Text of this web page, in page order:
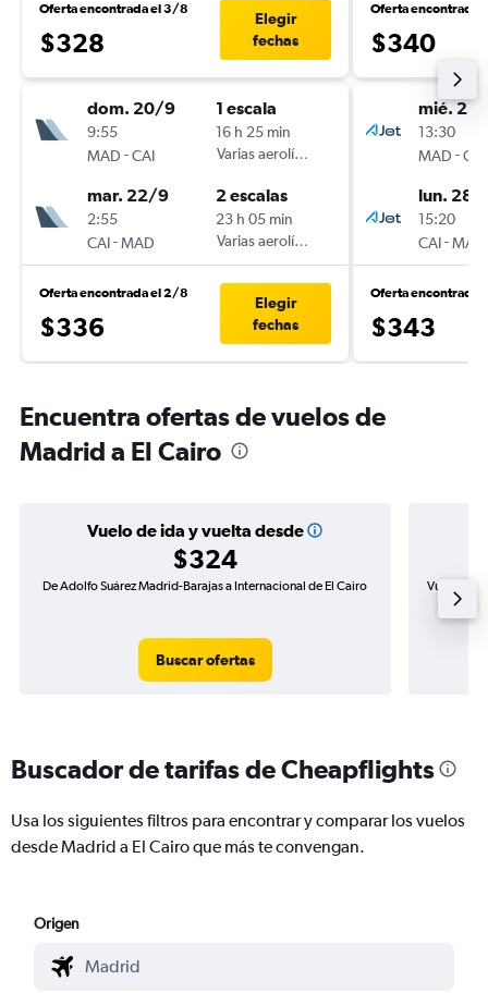
Oferta encontrada el 3/8
$328
Elegir
fechas
dom. 20/9
9:55
MAD -CAI
1 escala
16 h 25 min
Varias aerolíneas
mar. 22/9
2:55
CAI-MAD
2 escalas
23 h 05 min
Varias aerolíneas
Oferta encontrada el 2/8
$336
Elegir
fechas
Oferta encontrada
$340
mié.
13:30
MAD -CAI
lun. 28/
15:20
CAI-MAD
Oferta encontrada
$343
Encuentra ofertas de vuelos de
Madrid a El Cairo
Vuelo de ida y vuelta desde
$324
De Adolfo Suárez Madrid-Barajas a Internacional de El Cairo
Buscar ofertas
Vuelo de
Buscador de tarifas de Cheapflights
Usa los siguientes filtros para encontrar y comparar los vuelos
desde Madrid a El Cairo que más te convengan.
Origen